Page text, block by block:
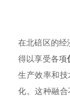
在北碚区的经
得以享受各项
生产效率和
化。这种融